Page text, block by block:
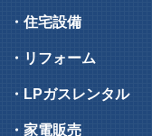
・住宅設備
・リフォーム
・LPガスレンタル
・家電販売